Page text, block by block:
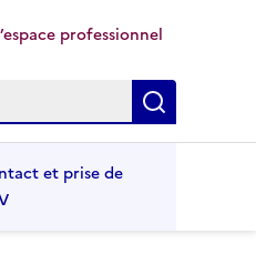
professionnel
et prise de